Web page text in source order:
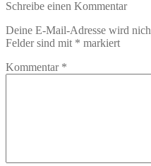
Schreibe einen Kommentar
Deine E-Mail-Adresse wird
Felder sind mit * markiert
Kommentar *